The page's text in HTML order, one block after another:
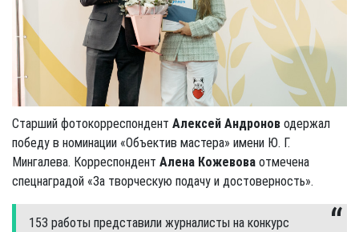
Старший фотокорреспондент Алексей Андронов одержал
победу в номинации «Объектив мастера» имени Ю. Г.
Мингалева. Корреспондент Алена Кожевова отмечена
спецнаградой «За творческую подачу и достоверность».
153 работы представили журналисты на конкурс